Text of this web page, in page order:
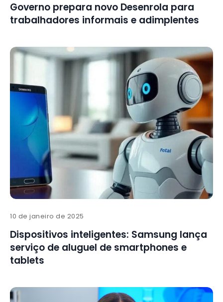
Governo prepara novo Desenrola para
trabalhadores informais e adimplentes
10 de janeiro de 2025
Dispositivos inteligentes: Samsung lança
serviço de aluguel de smartphones e
tablets